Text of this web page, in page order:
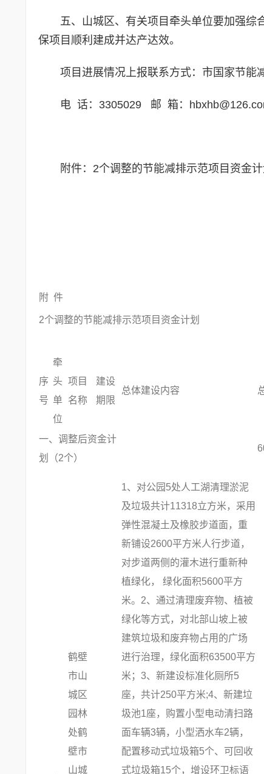
五、山城区、有关项目牵头单位要加强综
保项目顺利建成并达产达效。
项目进展情况上报联系方式：市国家节能
电 话：3305029 邮 箱：
附件：2个调整的节能减排示范项目资金计
2017 年
附 件
2个调整的节能减排示范项目资金计划
序
号
牵
头
单
位
项目
名称
建设
期限
总体建设内容
一、调整后资金计
划（2个）
鹤壁
市山
城区
园林
处鹤
壁市
山城
1、对公园5处人工湖清理淤泥
及垃圾共计11318立方米，采用
弹性混凝土及橡胶步道面，重
新铺设2600平方米人行步道，
对步道两侧的灌木进行重新种
植绿化， 绿化面积5600平方
米。2、通过清理废弃物、植被
绿化等方式，对北部山坡上被
建筑垃圾和废弃物占用的广场
进行治理，绿化面积63500平方
米；3、新建设标准化厕所5
座，共计250平方米;4、新建垃
圾池1座，购置小型电动清扫路
面车辆3辆，小型洒水车2辆，
配置移动式垃圾箱5个、可回收
式垃圾箱15个，增设环卫标语